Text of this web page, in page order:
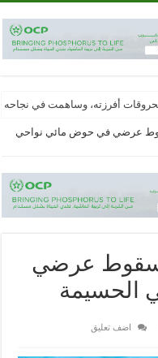
أفرزته، وساهمت في
عرضي في حوض مائي نواحي
سقوط عرضي
الحسيمة
اضف تعليق